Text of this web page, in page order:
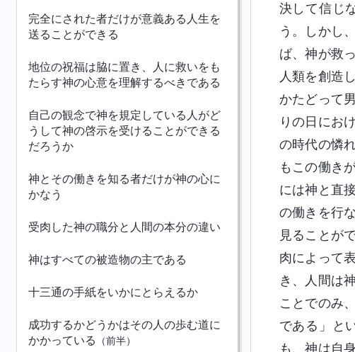
完全にされた者だけが意義ある人生を
送ることができる
地位の祝福は脇に置き、人に救いをも
たらす神の心意を理解するべきである
自己の観念で神を規定している人がど
うして神の啓示を受けることができる
だろうか
神とその働きを知る者だけが神の心に
かなう
受肉した神の職分と人間の本分の違い
神はすべての被造物の主である
十三通の手紙をいかにとらえるか
成功するかどうかはその人の歩む道に
かかっている
（前半）
決して信じ
う。しかし
ば、神が救
人類を創造
かたどって
りの日にお
の時代の憐
もこの働き
には神と直
の働きを行
見ることが
肉によって
き、人間は
ことでのみ
である」と
も、神は自